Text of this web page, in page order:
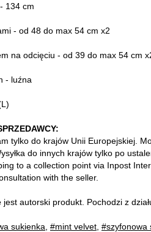
134 cm
- od 48 do max 54 cm x2
na odcięciu - od 39 do max 54 cm
- luźna
tylko do krajów Unii Europejskiej.
do innych krajów tylko po
to a collection point via Inpost
with the seller.
jest autorski produkt. Pochodzi z
sukienka #mint velvet #szyfonowa